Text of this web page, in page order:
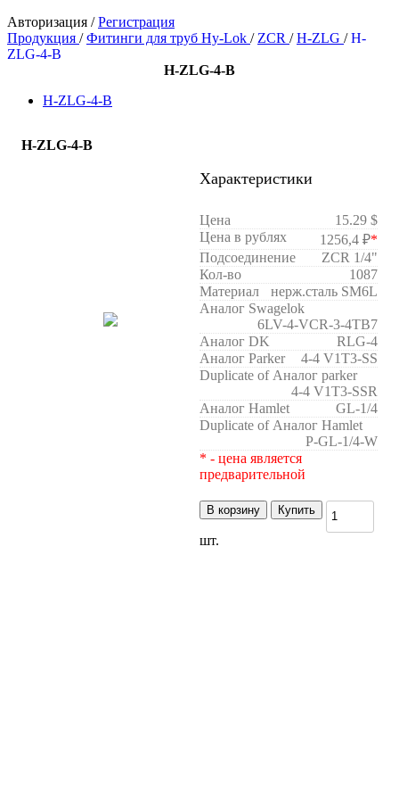
Авторизация /Регистрация
Продукция /Фитинги для труб Hy-Lok / ZCR /H-ZLG /H-
ZLG-4-B
H-ZLG-4-B
H-ZLG-4-B
H-ZLG-4-B
Характеристики
Цена
15.29 $
Цена в рублях
1256,4 ₽*
Подсоединение
ZCR 1/4"
Кол-во
1087
Материал
нерж.сталь SM6L
Аналог Swagelok
6LV-4-VCR-3-4TB7
Аналог DK
RLG-4
Аналог Parker
4-4 V1T3-SS
Duplicate of Аналог parker
4-4 V1T3-SSR
Аналог Hamlet
GL-1/4
Duplicate of Аналог Hamlet
P-GL-1/4-W
* - цена является
предварительной
В корзину Купить
шт.